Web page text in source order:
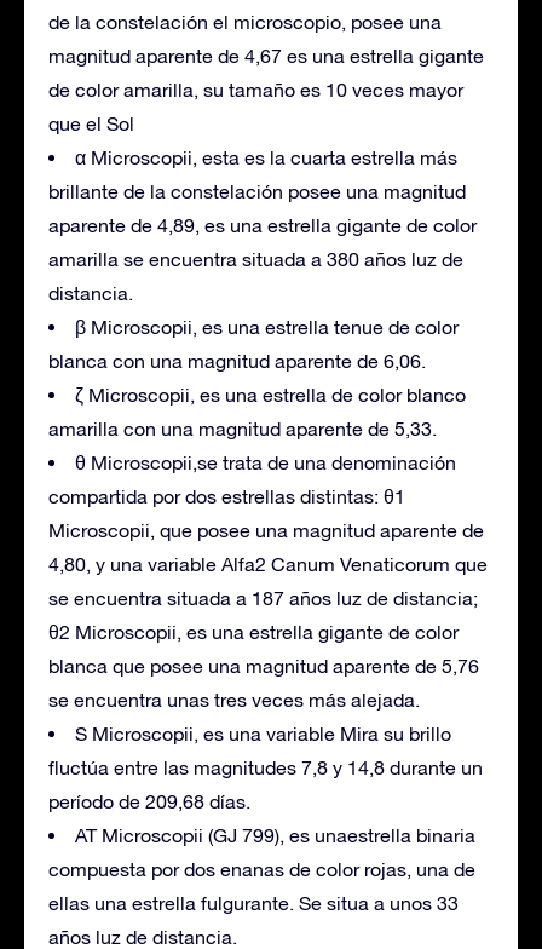
de la constelación el microscopio, posee una
magnitud aparente de 4,67 es una estrella gigante
de color amarilla, su tamaño es 10 veces mayor
que el Sol
α Microscopii, esta es la cuarta estrella más
brillante de la constelación posee una magnitud
aparente de 4,89, es una estrella gigante de color
amarilla se encuentra situada a 380 años luz de
distancia.
β Microscopii, es una estrella tenue de color
blanca con una magnitud aparente de 6,06.
ζ Microscopii, es una estrella de color blanco
amarilla con una magnitud aparente de 5,33.
θ Microscopii,se trata de una denominación
compartida por dos estrellas distintas: θ1
Microscopii, que posee una magnitud aparente de
4,80, y una variable Alfa2 Canum Venaticorum que
se encuentra situada a 187 años luz de distancia;
θ2 Microscopii, es una estrella gigante de color
blanca que posee una magnitud aparente de 5,76
se encuentra unas tres veces más alejada.
S Microscopii, es una variable Mira su brillo
fluctúa entre las magnitudes 7,8 y 14,8 durante un
período de 209,68 días.
AT Microscopii (GJ 799), es unaestrella binaria
compuesta por dos enanas de color rojas, una de
ellas una estrella fulgurante. Se situa a unos 33
años luz de distancia.